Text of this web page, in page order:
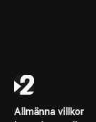
Allmänna villkor